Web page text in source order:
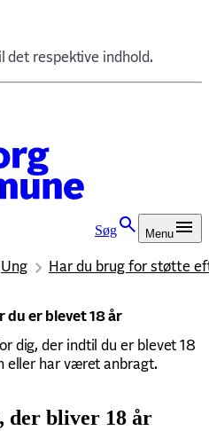
det respektive indhold.
Søg Menu
Ung Har du brug for støtte
du er blevet 18 år
dig, der indtil du er blevet 18
eller har været anbragt.
der bliver 18 år